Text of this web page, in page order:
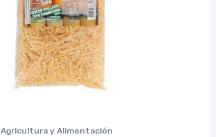
Agricultura y Alimentación